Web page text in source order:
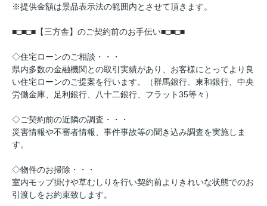
※提供金額は景品表示法の範囲内とさせて頂きます。
■□■□■【三方舎】のご契約前のお手伝い■□■□■
◇住宅ローンのご相談・・・
県内多数の金融機関との取引実績があり、お客様にとってより良
い住宅ローンのご提案を行います。（群馬銀行、東和銀行、中央
労働金庫、足利銀行、八十二銀行、フラット35等々）
◇ご契約前の近隣の調査・・・
災害情報や不審者情報、事件事故等の聞き込み調査を実施しま
す。
◇物件のお掃除・・・
室内モップ掛けや草むしりを行い契約前よりきれいな状態でのお
引渡しをお約束致します。